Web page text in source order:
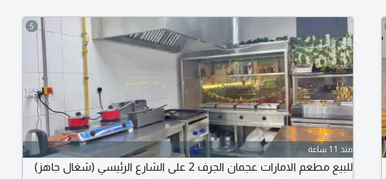
5
منذ 11 ساعة
للبيع مطعم الامارات عجمان الجرف 2 على الشارع الرئيسي (شغال جاهز)